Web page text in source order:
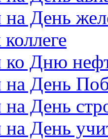
День
ко Дню
на День
День
День